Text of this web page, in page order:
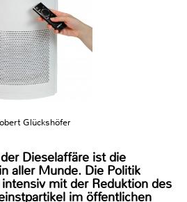
Glückshöfer
Dieselaffäre ist die
aller Munde. Die Politik
mit der Reduktion des
im öffentlichen